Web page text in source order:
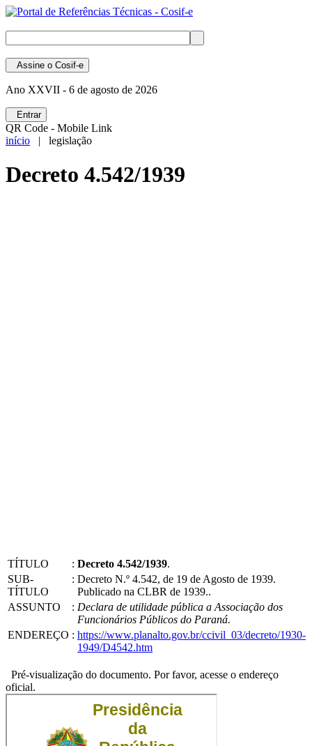
Assine o Cosif-e
Ano XXVII - 6 de agosto de 2026
Entrar
QR Code - Mobile Link
início | legislação
Decreto 4.542/1939
TÍTULO : Decreto 4.542/1939.
SUB-
TÍTULO
: Decreto N.º 4.542, de 19 de Agosto de 1939.
Publicado na CLBR de 1939..
ASSUNTO
: Declara de utilidade pública a Associação dos
Funcionários Públicos do Paraná.
ENDEREÇO : https://www.planalto.gov.br/ccivil_03/decreto/1930-
1949/D4542.htm
Pré-visualização do documento. Por favor, acesse o endereço
oficial.